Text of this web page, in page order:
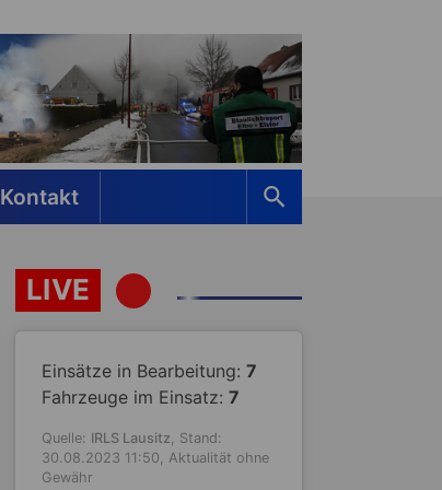
Kontakt
LIVE
Einsätze in Bearbeitung: 7
Fahrzeuge im Einsatz: 7
Quelle: IRLS Lausitz, Stand:
30.08.2023 11:50, Aktualität ohne
Gewähr